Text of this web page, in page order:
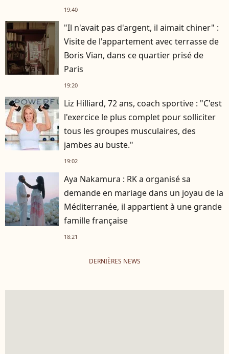
connaissaient depuis des années
19:40
"Il n'avait pas d'argent, il aimait chiner" :
Visite de l'appartement avec terrasse de
Boris Vian, dans ce quartier prisé de
Paris
19:20
Liz Hilliard, 72 ans, coach sportive : "C'est
l'exercice le plus complet pour solliciter
tous les groupes musculaires, des
jambes au buste."
19:02
Aya Nakamura : RK a organisé sa
demande en mariage dans un joyau de la
Méditerranée, il appartient à une grande
famille française
18:21
DERNIÈRES NEWS